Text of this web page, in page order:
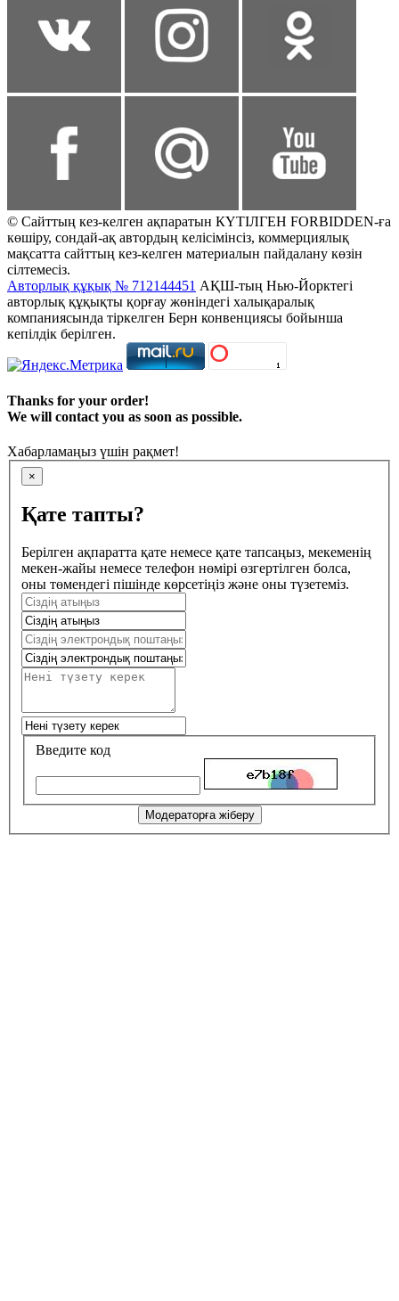
© Сайттың кез-келген ақпаратын КҮТІЛГЕН FORBIDDEN-ға
көшіру, сондай-ақ автордың келісімінсіз, коммерциялық
мақсатта сайттың кез-келген материалын пайдалану көзін
сілтемесіз.
Авторлық құқық № 712144451 АҚШ-тың Нью-Йорктегі
авторлық құқықты қорғау жөніндегі халықаралық
компаниясында тіркелген Берн конвенциясы бойынша
кепілдік берілген.
Thanks for your order!
We will contact you as soon as possible.
Хабарламаңыз үшін рақмет!
×
Қате тапты?
Берілген ақпаратта қате немесе қате тапсаңыз, мекеменің
мекен-жайы немесе телефон нөмірі өзгертілген болса,
оны төмендегі пішінде көрсетіңіз және оны түзетеміз.
Введите код
Модераторға жіберу